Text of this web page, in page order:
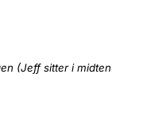
(Jeff sitter i midten